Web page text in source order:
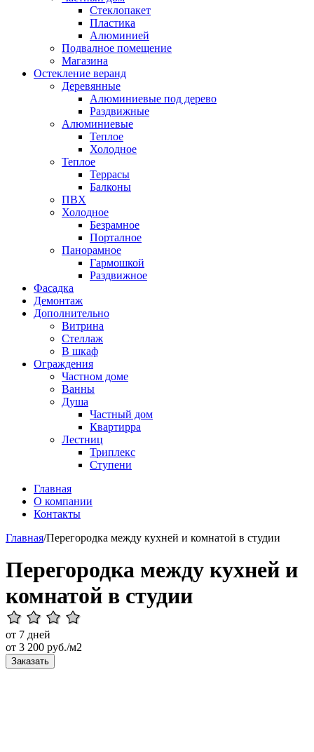
Стеклопакет
Пластика
Алюминией
Подвалное помещение
Магазина
Остекление веранд
Деревянные
Алюминиевые под дерево
Раздвижные
Алюминиевые
Теплое
Холодное
Теплое
Террасы
Балконы
ПВХ
Холодное
Безрамное
Порталное
Панорамное
Гармошкой
Раздвижное
Фасадка
Демонтаж
Дополнительно
Витрина
Стеллаж
В шкаф
Ограждения
Частном доме
Ванны
Душа
Частный дом
Квартирра
Лестниц
Триплекс
Ступени
Главная
О компании
Контакты
Главная/Перегородка между кухней и комнатой в студии
Перегородка между кухней и
комнатой в студии
от 7 дней
от 3 200 руб./м2
Заказать